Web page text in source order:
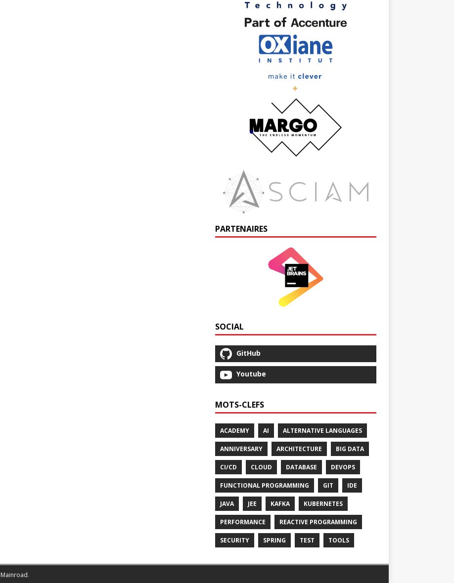
PARTENAIRES
SOCIAL
GitHub
Youtube
MOTS-CLEFS
ACADEMY AI ALTERNATIVE LANGUAGES
ANNIVERSARY ARCHITECTURE BIG DATA
CI/CD CLOUD DATABASE DEVOPS
FUNCTIONAL PROGRAMMING GIT IDE
JAVA JEE KAFKA KUBERNETES
PERFORMANCE REACTIVE PROGRAMMING
SECURITY SPRING TEST TOOLS
Mainroad.